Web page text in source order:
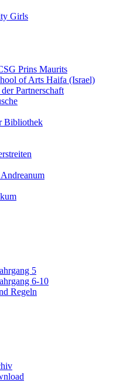
Girls
Prins Maurits
of Arts Haifa (Israel)
Partnerschaft
Bibliothek
5
6-10
Regeln